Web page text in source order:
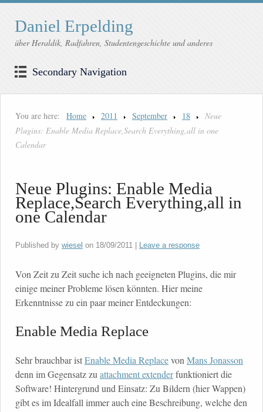
Daniel Erpelding
über Heraldik, Radfahren, Studentengeschichte und anderes
Secondary Navigation
You are here: Home 2011 September 18
Neue
Plugins: Enable Media Replace,Search Everything,all in one
Calendar
Neue Plugins: Enable Media
Replace,Search Everything,all in
one Calendar
Published by wiesel on 18/09/2011 Leave a response
Von Zeit zu Zeit suche ich nach geeigneten Plugins, die mir
einige meiner Probleme lösen könnten. Hier meine
Erkenntnisse zu ein paar meiner Entdeckungen:
Enable Media Replace
Sehr brauchbar istEnable Media ReplacevonMans Jonasson
denn im Gegensatz zuattachment extenderfunktioniert die
Software! Hintergrund und Einsatz: Zu Bildern (hier Wappen)
gibt es im Idealfall immer auch eine Beschreibung, welche den